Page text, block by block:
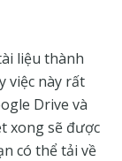
liệu thành
việc này rất
Drive và
xong sẽ được
có thể tải về